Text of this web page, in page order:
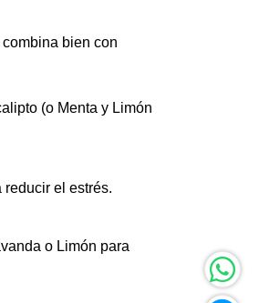
bien con
(o Menta y Limón
reducir el estrés.
o Limón para